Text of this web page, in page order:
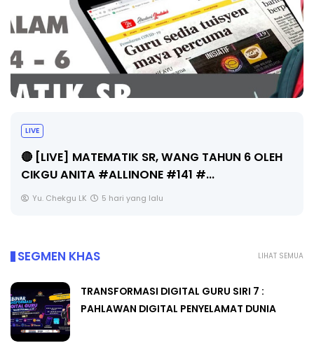
Sejarah Tingkatan 4
Unknown 5 hari yang lalu
LIHAT SEMUA
SEGMEN KHAS
TRANSFORMASI DIGITAL GURU SIRI 7 :
PAHLAWAN DIGITAL PENYELAMAT DUNIA